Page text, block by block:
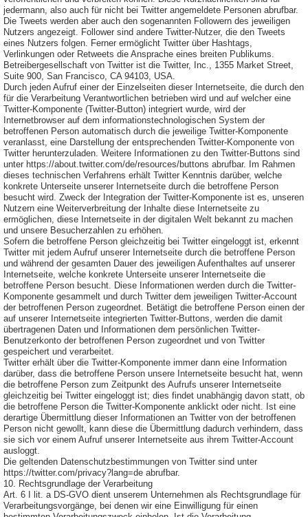
jedermann, also auch für nicht bei Twitter angemeldete Personen abrufbar.
Die Tweets werden aber auch den sogenannten Followern des jeweiligen
Nutzers angezeigt. Follower sind andere Twitter-Nutzer, die den Tweets
eines Nutzers folgen. Ferner ermöglicht Twitter über Hashtags,
Verlinkungen oder Retweets die Ansprache eines breiten Publikums.
Betreibergesellschaft von Twitter ist die Twitter, Inc., 1355 Market Street,
Suite 900, San Francisco, CA 94103, USA.
Durch jeden Aufruf einer der Einzelseiten dieser Internetseite, die durch den
für die Verarbeitung Verantwortlichen betrieben wird und auf welcher eine
Twitter-Komponente (Twitter-Button) integriert wurde, wird der
Internetbrowser auf dem informationstechnologischen System der
betroffenen Person automatisch durch die jeweilige Twitter-Komponente
veranlasst, eine Darstellung der entsprechenden Twitter-Komponente von
Twitter herunterzuladen. Weitere Informationen zu den Twitter-Buttons sind
unter https://about.twitter.com/de/resources/buttons abrufbar. Im Rahmen
dieses technischen Verfahrens erhält Twitter Kenntnis darüber, welche
konkrete Unterseite unserer Internetseite durch die betroffene Person
besucht wird. Zweck der Integration der Twitter-Komponente ist es, unseren
Nutzern eine Weiterverbreitung der Inhalte diese Internetseite zu
ermöglichen, diese Internetseite in der digitalen Welt bekannt zu machen
und unsere Besucherzahlen zu erhöhen.
Sofern die betroffene Person gleichzeitig bei Twitter eingeloggt ist, erkennt
Twitter mit jedem Aufruf unserer Internetseite durch die betroffene Person
und während der gesamten Dauer des jeweiligen Aufenthaltes auf unserer
Internetseite, welche konkrete Unterseite unserer Internetseite die
betroffene Person besucht. Diese Informationen werden durch die Twitter-
Komponente gesammelt und durch Twitter dem jeweiligen Twitter-Account
der betroffenen Person zugeordnet. Betätigt die betroffene Person einen der
auf unserer Internetseite integrierten Twitter-Buttons, werden die damit
übertragenen Daten und Informationen dem persönlichen Twitter-
Benutzerkonto der betroffenen Person zugeordnet und von Twitter
gespeichert und verarbeitet.
Twitter erhält über die Twitter-Komponente immer dann eine Information
darüber, dass die betroffene Person unsere Internetseite besucht hat, wenn
die betroffene Person zum Zeitpunkt des Aufrufs unserer Internetseite
gleichzeitig bei Twitter eingeloggt ist; dies findet unabhängig davon statt, ob
die betroffene Person die Twitter-Komponente anklickt oder nicht. Ist eine
derartige Übermittlung dieser Informationen an Twitter von der betroffenen
Person nicht gewollt, kann diese die Übermittlung dadurch verhindern, dass
sie sich vor einem Aufruf unserer Internetseite aus ihrem Twitter-Account
ausloggt.
Die geltenden Datenschutzbestimmungen von Twitter sind unter
https://twitter.com/privacy?lang=de abrufbar.
10. Rechtsgrundlage der Verarbeitung
Art. 6 I lit. a DS-GVO dient unserem Unternehmen als Rechtsgrundlage für
Verarbeitungsvorgänge, bei denen wir eine Einwilligung für einen